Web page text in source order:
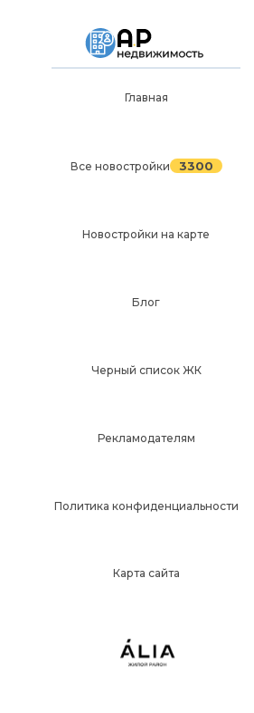
Главная
Все новостройки 3300
Новостройки на карте
Блог
Черный список ЖК
Рекламодателям
Политика конфиденциальности
Карта сайта